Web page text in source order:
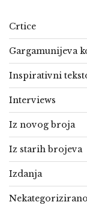
Crtice
Gargamunijeva
Inspirativni
Interviews
Iz novog broja
Iz starih brojeva
Izdanja
Nekategorizirano